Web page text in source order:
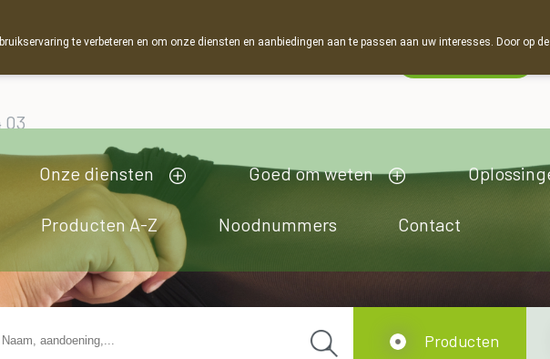
Van
03
Onze diensten Goed om weten
Producten A-Z Noodnummers Contact
Producten
te verbeteren en om onze diensten en aanbiedingen aan te passen aan uw interesses. Door op